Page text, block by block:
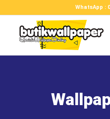
WhatsApp :